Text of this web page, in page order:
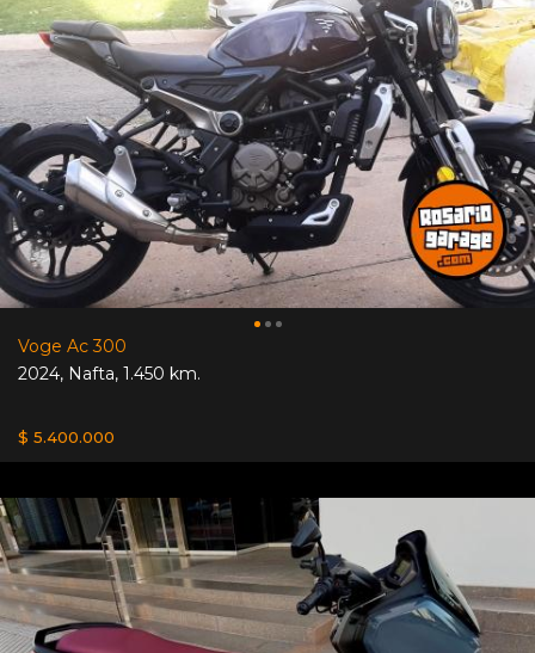
Voge Ac 300
2024, Nafta, 1.450 km.
$ 5.400.000